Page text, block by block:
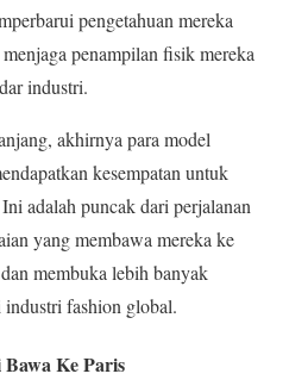
pengetahuan mereka
penampilan fisik mereka
industri.
akhirnya para model
kesempatan untuk
adalah puncak dari perjalanan
yang membawa mereka ke
membuka lebih banyak
fashion global.
Ke Paris